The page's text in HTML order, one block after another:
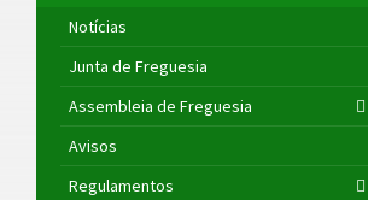
Notícias
Junta de Freguesia
Assembleia de Freguesia
Avisos
Regulamentos